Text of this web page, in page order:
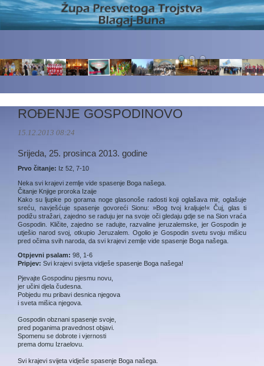
ROĐENJE GOSPODINOVO
15.12.2013 08:24
Srijeda, 25. prosinca 2013. godine
Prvo čitanje: Iz 52, 7-10
Neka svi krajevi zemlje vide spasenje Boga našega.
Čitanje Knjige proroka Izaije
Kako su ljupke po gorama noge glasonoše radosti koji oglašava mir, oglašuje
sreću, navješćuje spasenje govoreći Sionu: »Bog tvoj kraljuje!« Čuj, glas ti
podižu stražari, zajedno se raduju jer na svoje oči gledaju gdje se na Sion vraća
Gospodin. Kličite, zajedno se radujte, razvaline jeruzalemske, jer Gospodin je
utješio narod svoj, otkupio Jeruzalem. Ogolio je Gospodin svetu svoju mišicu
pred očima svih naroda, da svi krajevi zemlje vide spasenje Boga našega.
Otpjevni psalam: 98, 1-6
Pripjev: Svi krajevi svijeta vidješe spasenje Boga našega!
Pjevajte Gospodinu pjesmu novu,
jer učini djela čudesna.
Pobjedu mu pribavi desnica njegova
i sveta mišica njegova.
Gospodin obznani spasenje svoje,
pred poganima pravednost objavi.
Spomenu se dobrote i vjernosti
prema domu Izraelovu.
Svi krajevi svijeta vidješe spasenje Boga našega.